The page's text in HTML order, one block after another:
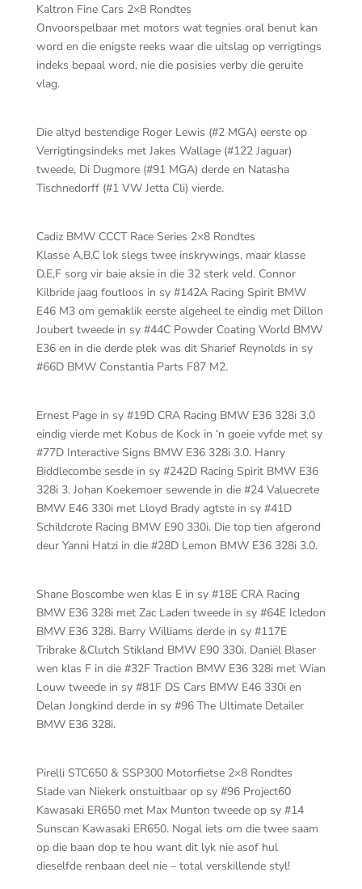
Kaltron Fine Cars 2×8 Rondtes
Onvoorspelbaar met motors wat tegnies oral benut kan
word en die enigste reeks waar die uitslag op verrigtings
indeks bepaal word, nie die posisies verby die geruite
vlag.
Die altyd bestendige Roger Lewis (#2 MGA) eerste op
Verrigtingsindeks met Jakes Wallage (#122 Jaguar)
tweede, Di Dugmore (#91 MGA) derde en Natasha
Tischnedorff (#1 VW Jetta Cli) vierde.
Cadiz BMW CCCT Race Series 2×8 Rondtes
Klasse A,B,C lok slegs twee inskrywings, maar klasse
D.E,F sorg vir baie aksie in die 32 sterk veld. Connor
Kilbride jaag foutloos in sy #142A Racing Spirit BMW
E46 M3 om gemaklik eerste algeheel te eindig met Dillon
Joubert tweede in sy #44C Powder Coating World BMW
E36 en in die derde plek was dit Sharief Reynolds in sy
#66D BMW Constantia Parts F87 M2.
Ernest Page in sy #19D CRA Racing BMW E36 328i 3.0
eindig vierde met Kobus de Kock in ‘n goeie vyfde met sy
#77D Interactive Signs BMW E36 328i 3.0. Hanry
Biddlecombe sesde in sy #242D Racing Spirit BMW E36
328i 3. Johan Koekemoer sewende in die #24 Valuecrete
BMW E46 330i met Lloyd Brady agtste in sy #41D
Schildcrote Racing BMW E90 330i. Die top tien afgerond
deur Yanni Hatzi in die #28D Lemon BMW E36 328i 3.0.
Shane Boscombe wen klas E in sy #18E CRA Racing
BMW E36 328i met Zac Laden tweede in sy #64E Icledon
BMW E36 328i. Barry Williams derde in sy #117E
Tribrake &Clutch Stikland BMW E90 330i. Daniël Blaser
wen klas F in die #32F Traction BMW E36 328i met Wian
Louw tweede in sy #81F DS Cars BMW E46 330i en
Delan Jongkind derde in sy #96 The Ultimate Detailer
BMW E36 328i.
Pirelli STC650 & SSP300 Motorfietse 2×8 Rondtes
Slade van Niekerk onstuitbaar op sy #96 Project60
Kawasaki ER650 met Max Munton tweede op sy #14
Sunscan Kawasaki ER650. Nogal iets om die twee saam
op die baan dop te hou want dit lyk nie asof hul
dieselfde renbaan deel nie – total verskillende styl!